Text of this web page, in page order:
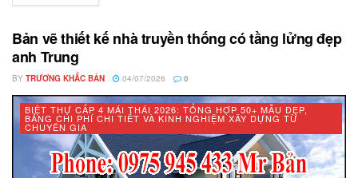
Bản vẽ thiết kế nhà truyền thống có tầng lửng đẹp
anh Trung
BY TRƯƠNG KHẮC BẢN 04/07/2026 0
BIỆT THỰ CẤP 4 MÁI THÁI 2026: TỔNG HỢP 50+ MẪU ĐẸP,
BẢNG CHI PHÍ CHI TIẾT VÀ KINH NGHIỆM XÂY DỰNG TỪ
CHUYÊN GIA